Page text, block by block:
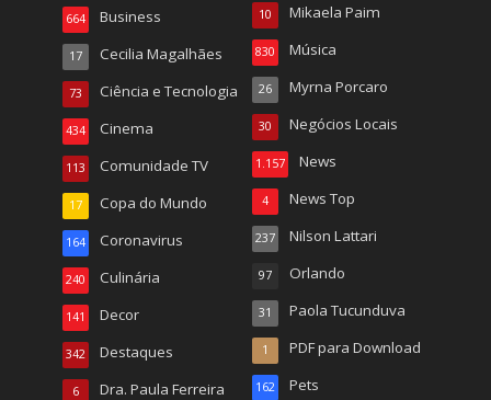
Business
664
Cecilia Magalhães
17
Ciência e Tecnologia
73
Cinema
434
Comunidade TV
113
Copa do Mundo
17
Coronavirus
164
Culinária
240
Decor
141
Destaques
342
Dra. Paula Ferreira
6
Mikaela Paim
10
Música
830
Myrna Porcaro
26
Negócios Locais
30
News
1.157
News Top
4
Nilson Lattari
237
Orlando
97
Paola Tucunduva
31
PDF para Download
1
Pets
162